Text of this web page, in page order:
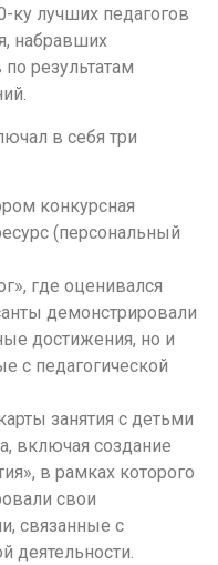
ку лучших педагогов
набравших
результатам
в себя три
конкурсная
(персональный
где оценивался
демонстрировали
достижения, но и
с педагогической
занятия с детьми
включая создание
в рамках которого
свои
связанные с
деятельности.